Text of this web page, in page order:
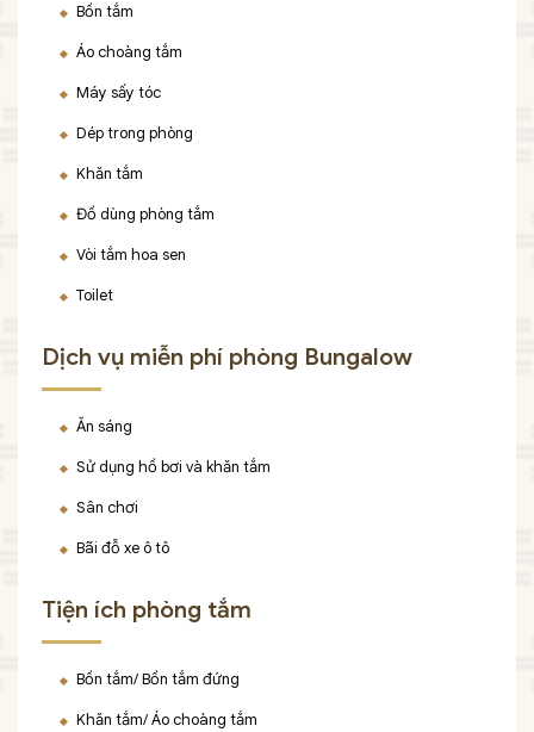
Bồn tắm
Áo choàng tắm
Máy sấy tóc
Dép trong phòng
Khăn tắm
Đồ dùng phòng tắm
Vòi tắm hoa sen
Toilet
Dịch vụ miễn phí phòng Bungalow
Ăn sáng
Sử dụng hồ bơi và khăn tắm
Sân chơi
Bãi đỗ xe ô tô
Tiện ích phòng tắm
Bồn tắm/ Bồn tắm đứng
Khăn tắm/ Áo choàng tắm